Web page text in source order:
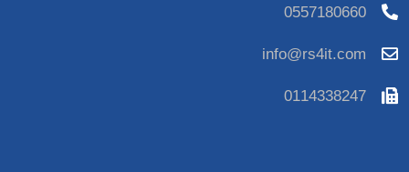
0557180660
info@rs4it.com